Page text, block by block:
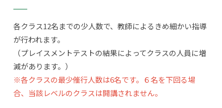
各クラス12名までの少人数で、教師によるきめ細かい指導
が行われます。
（プレイスメントテストの結果によってクラスの人員に増
減があります。）
※各クラスの最少催行人数は6名です。６名を下回る場
合、当該レベルのクラスは開講されません。